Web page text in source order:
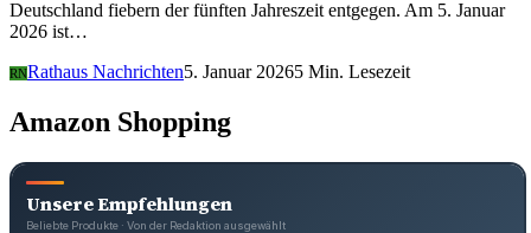
Deutschland fiebern der fünften Jahreszeit entgegen. Am 5. Januar
2026 ist…
RNRathaus Nachrichten5. Januar 20265 Min. Lesezeit
Amazon Shopping
Unsere Empfehlungen
Beliebte Produkte · Von der Redaktion ausgewählt